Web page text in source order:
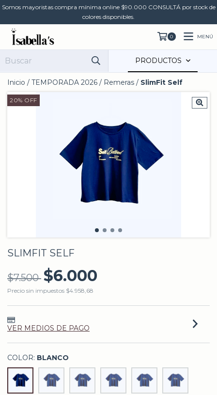
Somos mayoristas compra mínima online $90.000 CONSULTÁ por stock de
colores disponibles.
0 MENÚ
PRODUCTOS
Inicio / TEMPORADA 2026 / Remeras / SlimFit Self
20% OFF
SLIMFIT SELF
$7.500 $6.000
Precio sin impuestos $4.958,68
VER MEDIOS DE PAGO
COLOR: BLANCO